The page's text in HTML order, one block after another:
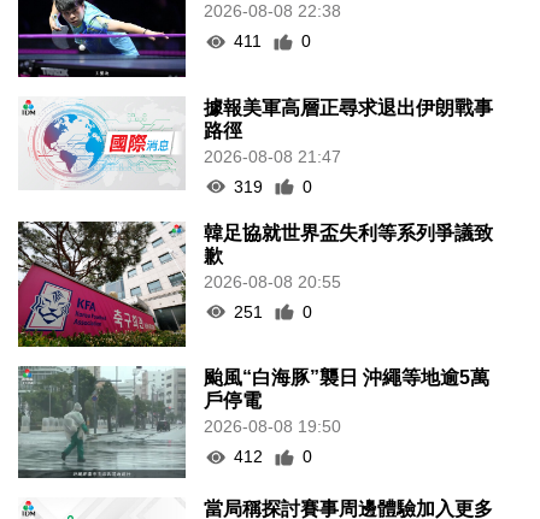
2026-08-08 22:38
411
0
據報美軍高層正尋求退出伊朗戰事
路徑
2026-08-08 21:47
319
0
韓足協就世界盃失利等系列爭議致
歉
2026-08-08 20:55
251
0
颱風“白海豚”襲日 沖繩等地逾5萬
戶停電
2026-08-08 19:50
412
0
當局稱探討賽事周邊體驗加入更多